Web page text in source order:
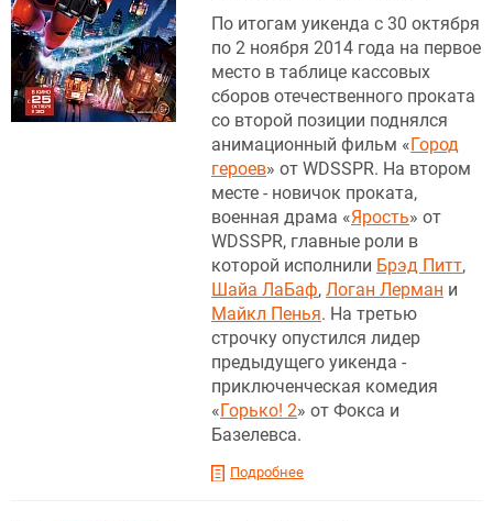
По итогам уикенда с 30 октября
по 2 ноября 2014 года на первое
место в таблице кассовых
сборов отечественного проката
со второй позиции поднялся
анимационный фильм «Город
героев» от WDSSPR. На втором
месте - новичок проката,
военная драма «Ярость» от
WDSSPR, главные роли в
которой исполнили Брэд Питт,
Шайа ЛаБаф, Логан Лерман и
Майкл Пенья. На третью
строчку опустился лидер
предыдущего уикенда -
приключенческая комедия
«Горько! 2» от Фокса и
Базелевса.
Подробнее